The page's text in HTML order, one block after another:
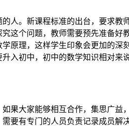
人。新课程标准的出台，要求教
这个问题，教师需要预先准备好
原理，这样学生印象会更加的深
入初中，初中的数学知识相对来
果大家能够相互合作，集思广益
要有专门的人员负责记录成员解